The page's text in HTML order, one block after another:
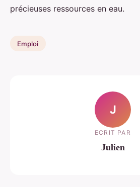
précieuses ressources en eau.
Emploi
J
ECRIT PAR
Julien